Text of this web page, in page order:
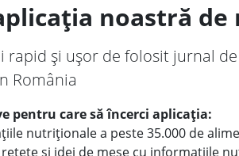
noastră de
rapid și ușor de folosit jurnal
România
pentru care să încerci aplicația:
nutriționale a peste 35.000 de
rețete și idei de mese cu informațiile